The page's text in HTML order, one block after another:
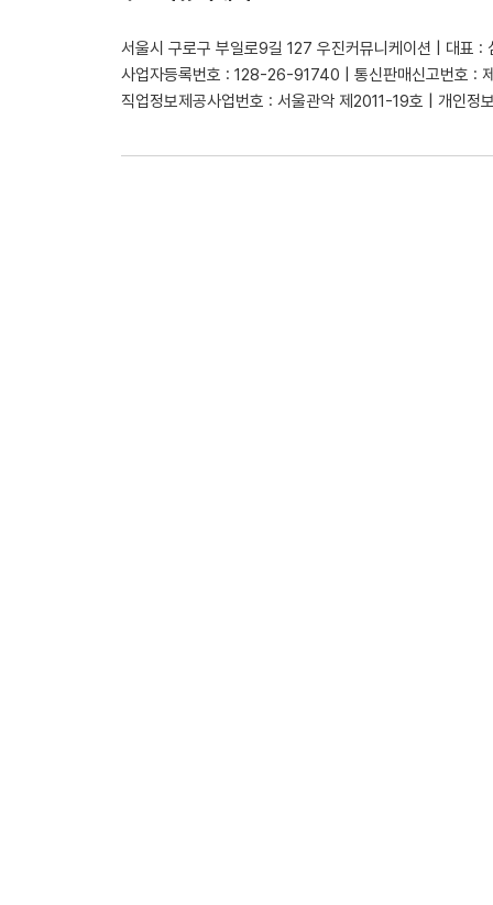
서울시 구로구 부일로9길 127 우진커뮤니케이션 | 대표 :
사업자등록번호 : 128-26-91740 | 통신판매신고번호 :
직업정보제공사업번호 : 서울관악 제2011-19호 | 개인정